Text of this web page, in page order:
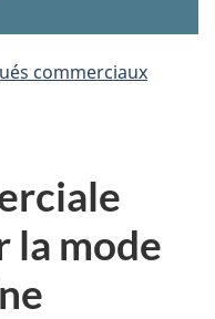
commerciaux
la mode